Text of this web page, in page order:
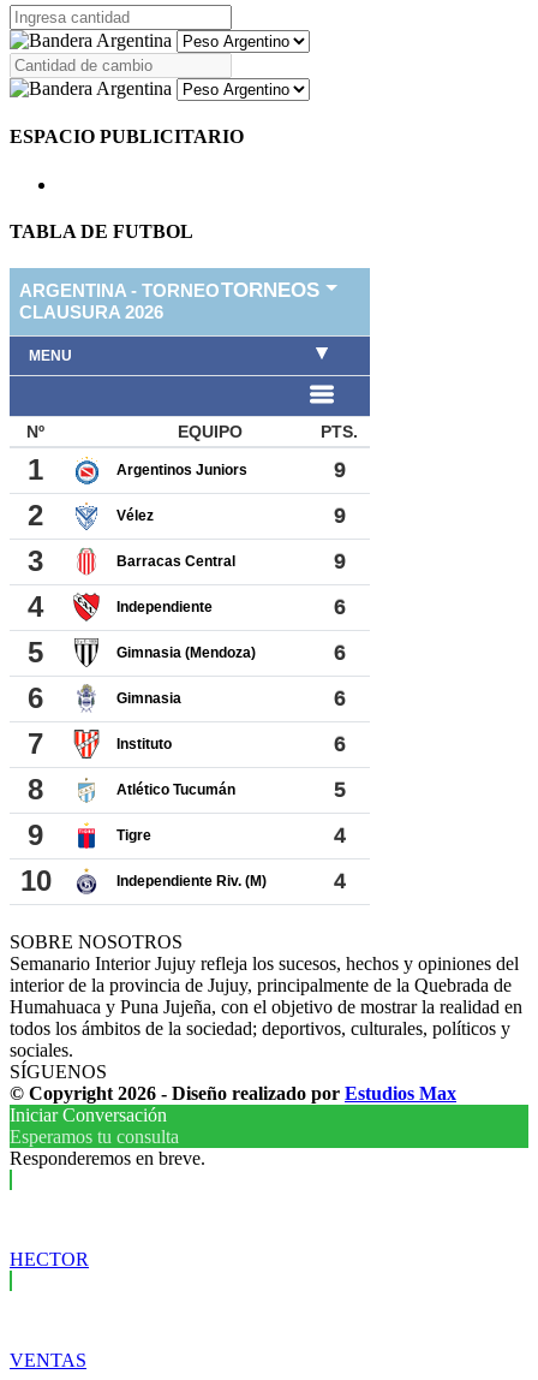
ESPACIO PUBLICITARIO
TABLA DE FUTBOL
SOBRE NOSOTROS
Semanario Interior Jujuy refleja los sucesos, hechos y opiniones del
interior de la provincia de Jujuy, principalmente de la Quebrada de
Humahuaca y Puna Jujeña, con el objetivo de mostrar la realidad en
todos los ámbitos de la sociedad; deportivos, culturales, políticos y
sociales.
SÍGUENOS
© Copyright 2026 - Diseño realizado por Estudios Max
Iniciar Conversación
Esperamos tu consulta
Responderemos en breve.
HECTOR
VENTAS